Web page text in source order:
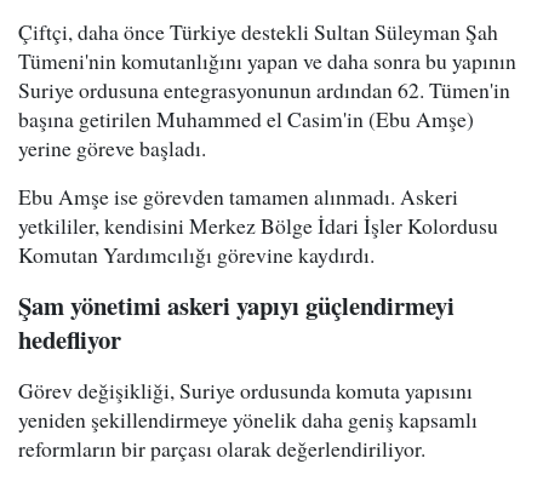
Çiftçi, daha önce Türkiye destekli Sultan Süleyman Şah
Tümeni'nin komutanlığını yapan ve daha sonra bu yapının
Suriye ordusuna entegrasyonunun ardından 62. Tümen'in
başına getirilen Muhammed el Casim'in (Ebu Amşe)
yerine göreve başladı.
Ebu Amşe ise görevden tamamen alınmadı. Askeri
yetkililer, kendisini Merkez Bölge İdari İşler Kolordusu
Komutan Yardımcılığı görevine kaydırdı.
Şam yönetimi askeri yapıyı güçlendirmeyi
hedefliyor
Görev değişikliği, Suriye ordusunda komuta yapısını
yeniden şekillendirmeye yönelik daha geniş kapsamlı
reformların bir parçası olarak değerlendiriliyor.